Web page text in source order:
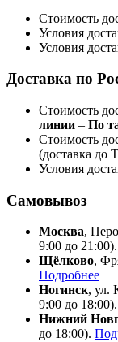
Стоимость
Условия
Условия
Доставка по
Стоимость
линии – По
Стоимость
(доставка до
Условия
Самовывоз
Москва,
9:00 до 21:00).
Щёлково,
Подробнее
Ногинск, ул.
9:00 до 18:00).
Нижний
до 18:00).